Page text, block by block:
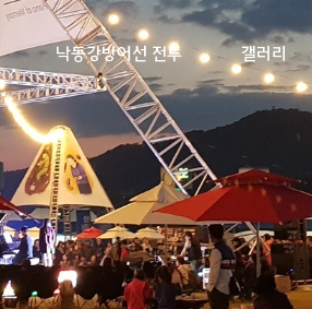
낙동강방어선 전투 갤러리